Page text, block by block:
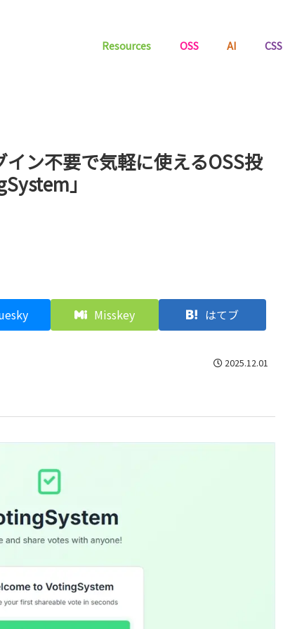
Resources OSS AI CSS
ン不要で気軽に使えるOSS投
」
Misskey はてブ
2025.12.01